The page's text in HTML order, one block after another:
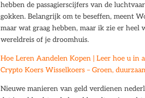
hebben de passagierscijfers van de
gokken. Belangrijk om te beseffen, meent
maar wat graag hebben, maar ik zie er
wereldreis of je droomhuis.
Hoe Leren Aandelen Kopen | Leer hoe u in
Crypto Koers Wisselkoers – Groen,
Nieuwe manieren van geld verdienen